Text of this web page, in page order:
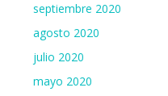
septiembre 2020
agosto 2020
julio 2020
mayo 2020